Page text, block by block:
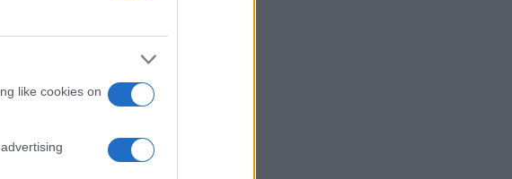
like cookies on